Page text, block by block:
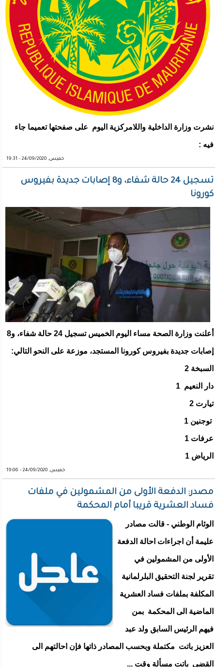
نشرت وزارة الداخلية واللامركزية اليوم على صفحتها تعميما جاء
فيه :
خميس, 24/09/2020 - 19:31
تسجيل 24 حالة شفاء، و8 إصابات جديدة بفيروس
كورونا
أعلنت وزارة الصحة مساء اليوم الخميس تسجيل 24 حالة شفاء، و8
إصابات جديدة بفيروس كورونا المستجد، موزعة على النحو التالي:
السبخة 2
دار النعيم 1
تيارت 2
توجنين 1
عرفات 1
الرياض 1
خميس, 24/09/2020 - 19:06
مصدر: الدفعة الأولى من المشمولين في ملفات
فساد العشرية قريبا أمام المحكمة
الوئام الوطني - قالت مصادر
عليمة أن اجراءات احالة الدفعة
الأولى من المشمولين في
تقرير لجنة التحقيق البلرلمانية
المكلفة بملفات فساد العشرية
الماضية الى المحكمة بمن
فيهم الرئيس السابق ولد عبد
العزيز باتت مكتملة وبحسب المصادر ذاتها فإن احالتهم الى
القضى باتت مسألة وقت ...